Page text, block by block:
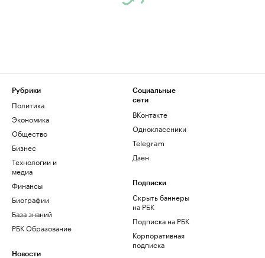
Рубрики
Политика
Экономика
Общество
Бизнес
Технологии и
медиа
Финансы
Биографии
База знаний
РБК Образование
Новости
Социальные
сети
ВКонтакте
Одноклассники
Telegram
Дзен
Подписки
Скрыть баннеры
на РБК
Подписка на РБК
Корпоративная
подписка